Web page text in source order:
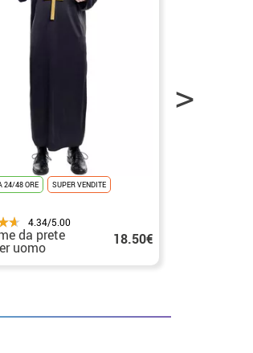
24/48 ORE SUPER VENDITE
4.34/5.00
da prete
uomo 18.50€